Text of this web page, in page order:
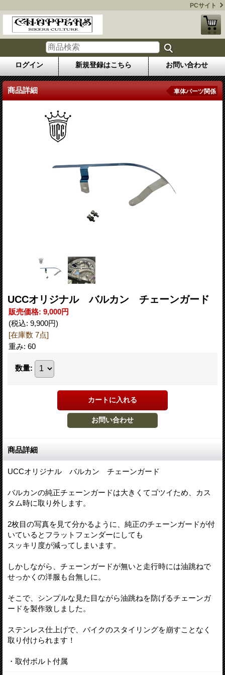
PCサイト
ログイン 新規登録はこちら お問い合わせ
商品詳細 車体パーツ関係
UCCオリジナル バルカン チェーンガード
販売価格: 9,000円
(税込: 9,900円)
[在庫数 7点]
重み: 60
数量:
商品詳細
UCCオリジナル バルカン チェーンガード
バルカンの純正チェーンガードは大きくてゴツイため、カス
タム時に取り外します。
2枚目の写真を見て分かるように、純正のチェーンガードが付
いているとフラットフェンダーにしても
スッキリ度が減ってしまいます。
しかしながら、チェーンガードが無いと走行時には油跳ねで
せっかくの洋服も台無しに。
そこで、シンプルな見た目ながら油跳ねを防げるチェーンガ
ードを製作致しました。
ステンレス仕上げで、バイクのスタイリングを崩すことなく
取り付けられます！
・取付ボルト付属